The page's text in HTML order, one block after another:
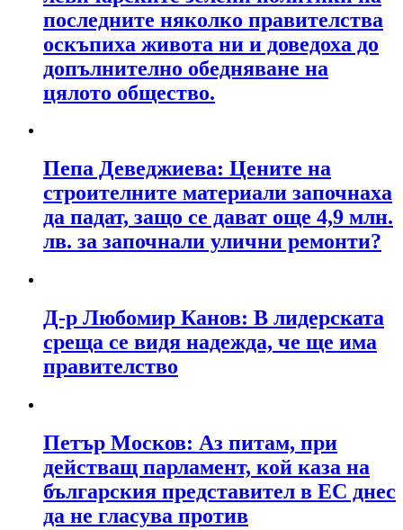
последните няколко правителства
оскъпиха живота ни и доведоха до
допълнително обедняване на
цялото общество.
Пепа Деведжиева: Цените на
строителните материали започнаха
да падат, защо се дават още 4,9 млн.
лв. за започнали улични ремонти?
Д-р Любомир Канов: В лидерската
среща се видя надежда, че ще има
правителство
Петър Москов: Аз питам, при
действащ парламент, кой каза на
българския представител в ЕС днес
да не гласува против